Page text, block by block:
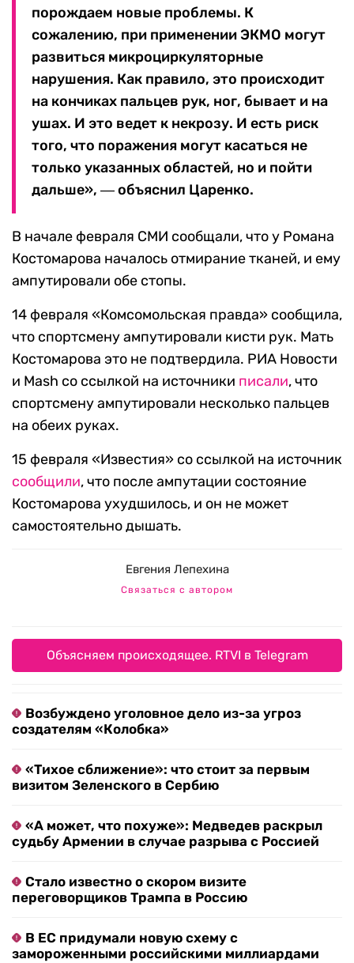
порождаем новые проблемы. К
сожалению, при применении ЭКМО могут
развиться микроциркуляторные
нарушения. Как правило, это происходит
на кончиках пальцев рук, ног, бывает и на
ушах. И это ведет к некрозу. И есть риск
того, что поражения могут касаться не
только указанных областей, но и пойти
дальше», ― объяснил Царенко.
В начале февраля СМИ сообщали, что у Романа
Костомарова началось отмирание тканей, и ему
ампутировали обе стопы.
14 февраля «Комсомольская правда» сообщила,
что спортсмену ампутировали кисти рук. Мать
Костомарова это не подтвердила. РИА Новости
и Mash со ссылкой на источники писали, что
спортсменуампутировали несколько пальцев
на обеих руках.
15 февраля «Известия» со ссылкой на источник
сообщили, что после ампутации состояние
Костомарова ухудшилось, и он не может
самостоятельно дышать.
Евгения Лепехина
Связаться с автором
Объясняем происходящее. RTVI в Telegram
Возбуждено уголовное дело из-за угроз
создателям «Колобка»
«Тихое сближение»: что стоит за первым
визитом Зеленского в Сербию
«А может, что похуже»: Медведев раскрыл
судьбу Армении в случае разрыва с Россией
Стало известно о скором визите
переговорщиков Трампа в Россию
В ЕС придумали новую схему с
замороженными российскими миллиардами